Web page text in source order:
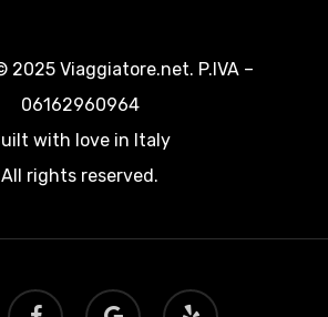
2025 Viaggiatore.net. P.IVA –
06162960964
with love in Italy
All rights reserved.
facebook
google-
yelp